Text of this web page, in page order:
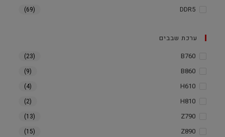
DDR5
(69)
ערכת שבבים
B760
(23)
B860
(9)
H610
(4)
H810
(2)
Z790
(13)
Z890
(15)